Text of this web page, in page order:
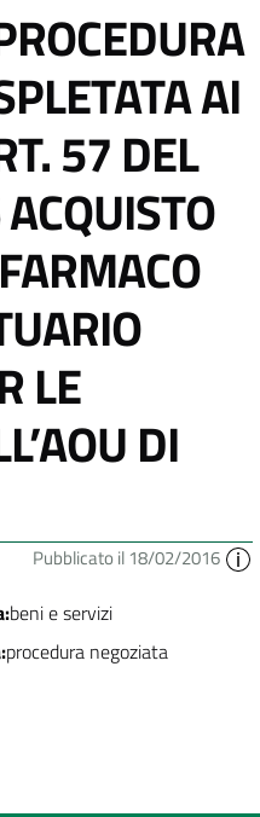
AI
57 DEL
LE
DI
Pubblicato il 18/02/2016
beni e servizi
procedura negoziata